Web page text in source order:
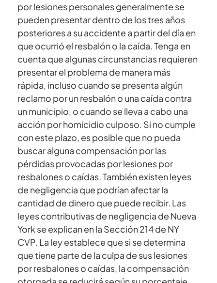
por lesiones personales generalmente se
pueden presentar dentro de los tres años
posteriores a su accidente a partir del día en
que ocurrió el resbalón o la caída. Tenga en
cuenta que algunas circunstancias requieren
presentar el problema de manera más
rápida, incluso cuando se presenta algún
reclamo por un resbalón o una caída contra
un municipio, o cuando se lleva a cabo una
acción por homicidio culposo. Si no cumple
con este plazo, es posible que no pueda
buscar alguna compensación por las
pérdidas provocadas por lesiones por
resbalones o caídas. También existen leyes
de negligencia que podrían afectar la
cantidad de dinero que puede recibir. Las
leyes contributivas de negligencia de Nueva
York se explican en la Sección 214 de NY
CVP. La ley establece que si se determina
que tiene parte de la culpa de sus lesiones
por resbalones o caídas, la compensación